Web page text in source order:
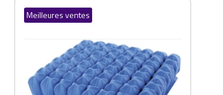
Meilleures ventes